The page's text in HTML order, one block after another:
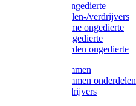
Diversen ongedierte
Insectenvallen-/verdrijvers
Protect Home ongedierte
Solabiol ongedierte
Protect Garden ongedierte
Mollenklemmen
Mollenklemmen onderdelen
Mollenverdrijvers